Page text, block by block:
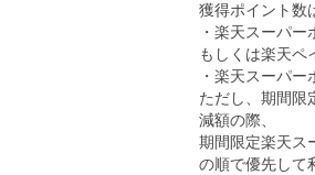
獲得ポイント数
・楽天スーパ
もしくは楽天ペ
・楽天スーパ
ただし、期間限
減額の際、
期間限定楽天ス
の順で優先して